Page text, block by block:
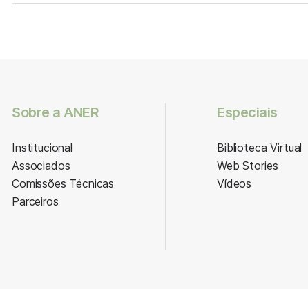
Sobre a ANER
Institucional
Associados
Comissões Técnicas
Parceiros
Especiais
Biblioteca Virtual
Web Stories
Vídeos